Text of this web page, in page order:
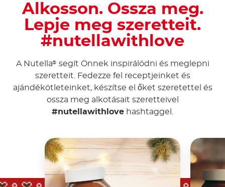
Alkosson. Ossza meg.
Lepje meg szeretteit.
#nutellawithlove
A Nutella® segít Önnek inspirálódni és meglepni
szeretteit. Fedezze fel receptjeinket és
ajándékötleteinket, készítse el őket szeretettel és
ossza meg alkotásait szeretteivel
#nutellawithlove hashtaggel.